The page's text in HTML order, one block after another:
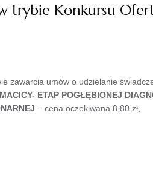
trybie Konkursu
zawarcia umów o udzielanie
ETAP POGŁĘBIONEJ
– cena oczekiwana 8,80 zł,